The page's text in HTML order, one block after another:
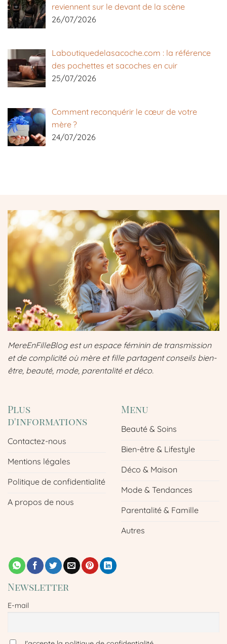
reviennent sur le devant de la scène
26/07/2026
Laboutiquedelasacoche.com : la référence
des pochettes et sacoches en cuir
25/07/2026
Comment reconquérir le cœur de votre
mère ?
24/07/2026
MereEnFilleBlog est un espace féminin de transmission
et de complicité où mère et fille partagent conseils bien-
être, beauté, mode, parentalité et déco.
Plus
d'informations
Contactez-nous
Mentions légales
Politique de confidentialité
A propos de nous
Menu
Beauté & Soins
Bien-être & Lifestyle
Déco & Maison
Mode & Tendances
Parentalité & Famille
Autres
Newsletter
E-mail